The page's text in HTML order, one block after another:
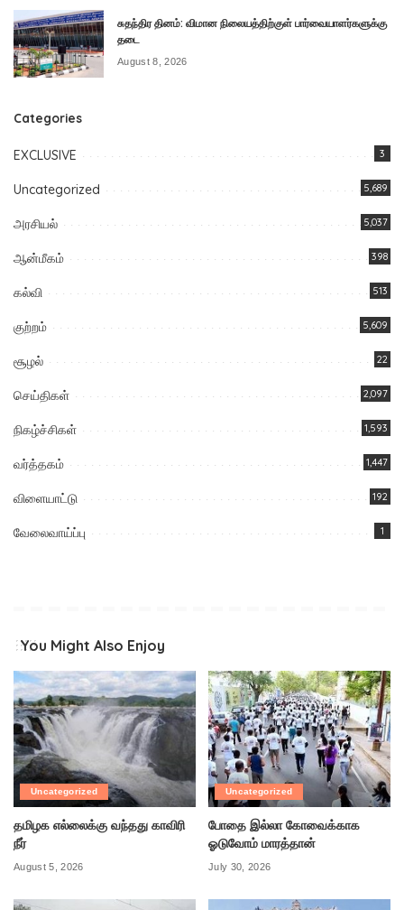
சுதந்திர தினம்: விமான நிலையத்திற்குள் பார்வையாளர்களுக்கு
தடை
August 8, 2026
Categories
EXCLUSIVE 3
Uncategorized 5,689
அரசியல் 5,037
ஆன்மீகம் 398
கல்வி 513
குற்றம் 5,609
சூழல் 22
செய்திகள் 2,097
நிகழ்ச்சிகள் 1,593
வர்த்தகம் 1,447
விளையாட்டு 192
வேலைவாய்ப்பு 1
You Might Also Enjoy
Uncategorized
தமிழக எல்லைக்கு வந்தது காவிரி
நீர்
August 5, 2026
Uncategorized
போதை இல்லா கோவைக்காக
ஓடுவோம் மாரத்தான்
July 30, 2026